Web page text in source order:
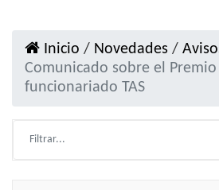
Inicio / Novedades /
Comunicado sobre el
funcionariado TAS